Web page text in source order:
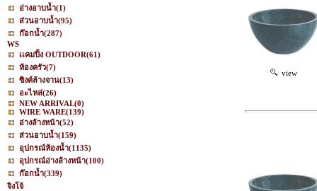
อ่างอาบน้ำ(1)
ส่วนอาบน้ำ(95)
ก๊อกน้ำ(287)
WS
เเคมปิ้ง OUTDOOR(61)
ห้องครัว(7)
ซิงค์ล้างจาน(13)
อะไหล่(26)
NEW ARRIVAL(0)
WIRE WARE(139)
อ่างล้างหน้า(52)
ส่วนอาบน้ำ(159)
อุปกรณ์ห้องน้ำ(1135)
อุปกรณ์อ่างล้างหน้า(100)
ก๊อกน้ำ(339)
จิงโจ้
view